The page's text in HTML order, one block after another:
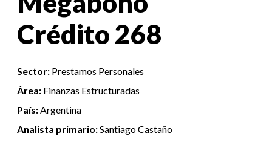
Crédito 268
Sector: Prestamos Personales
Área: Finanzas Estructuradas
País:Argentina
Analista primario:Santiago Castaño